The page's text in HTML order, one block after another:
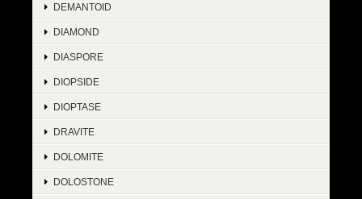
DEMANTOID
DIAMOND
DIASPORE
DIOPSIDE
DIOPTASE
DRAVITE
DOLOMITE
DOLOSTONE